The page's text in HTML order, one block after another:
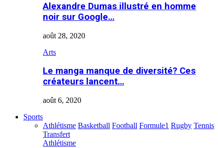
Alexandre Dumas illustré en homme
noir sur Google…
août 28, 2020
Arts
Le manga manque de diversité? Ces
créateurs lancent…
août 6, 2020
Sports
Athlétisme Basketball Football Formule1 Rugby Tennis
Transfert
Athlétisme